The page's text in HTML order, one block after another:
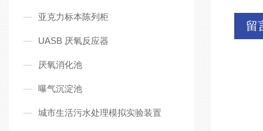
亚克力标本陈列柜
UASB 厌氧反应器
厌氧消化池
曝气沉淀池
城市生活污水处理模拟实验装置
留